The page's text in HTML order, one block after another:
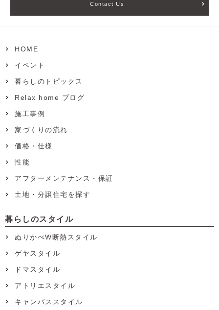
Contact Us
HOME
イベント
暮らしのトピックス
Relax home ブログ
施工事例
家づくりの流れ
価格・仕様
性能
アフターメンテナンス・保証
土地・分譲住宅を探す
暮らしのスタイル
ぬりかべW断熱スタイル
ゲヤスタイル
ドマスタイル
アトリエスタイル
キャンバススタイル